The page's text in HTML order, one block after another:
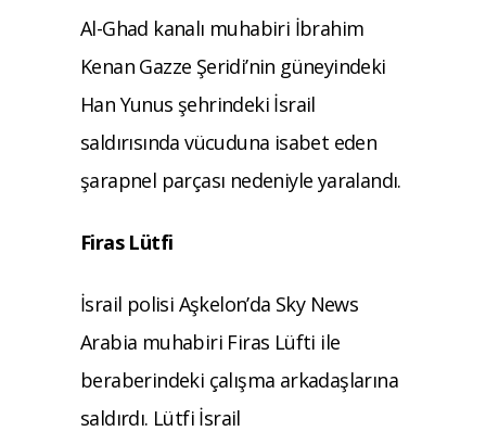
Al-Ghad kanalı muhabiri İbrahim
Kenan Gazze Şeridi’nin güneyindeki
Han Yunus şehrindeki İsrail
saldırısında vücuduna isabet eden
şarapnel parçası nedeniyle yaralandı.
Firas Lütfi
İsrail polisi Aşkelon’da Sky News
Arabia muhabiri Firas Lüfti ile
beraberindeki çalışma arkadaşlarına
saldırdı. Lütfi İsrail